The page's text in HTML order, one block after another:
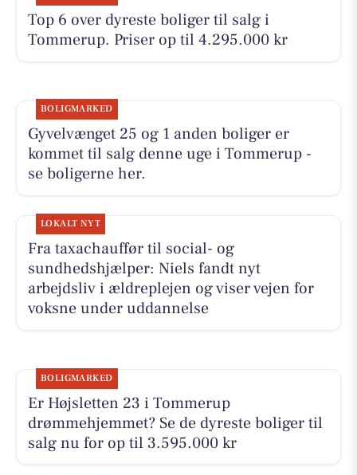
Top 6 over dyreste boliger til salg i
Tommerup. Priser op til 4.295.000 kr
BOLIGMARKED
Gyvelvænget 25 og 1 anden boliger er
kommet til salg denne uge i Tommerup -
se boligerne her.
LOKALT NYT
Fra taxachauffør til social- og
sundhedshjælper: Niels fandt nyt
arbejdsliv i ældreplejen og viser vejen for
voksne under uddannelse
BOLIGMARKED
Er Højsletten 23 i Tommerup
drømmehjemmet? Se de dyreste boliger til
salg nu for op til 3.595.000 kr